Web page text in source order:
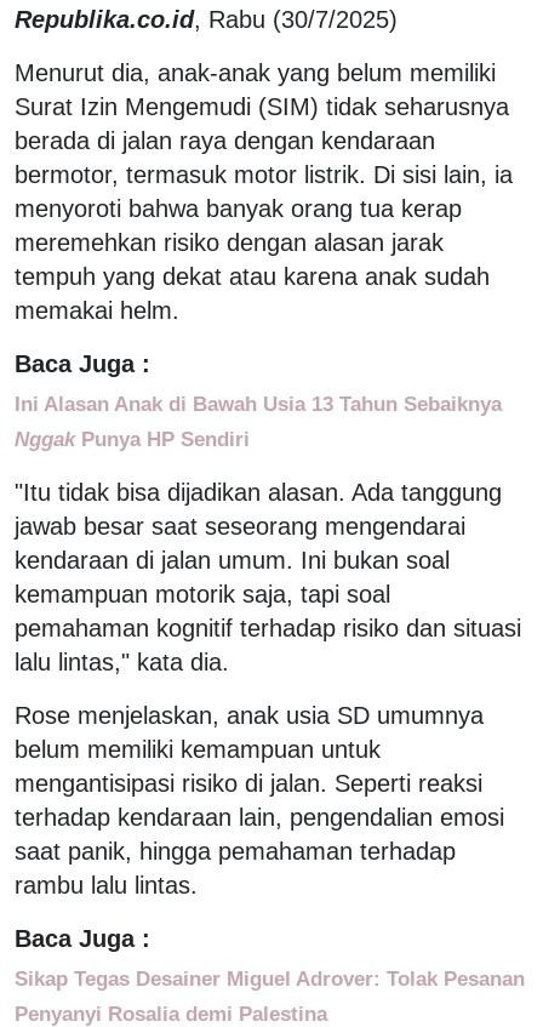
Republika.co.id, Rabu (30/7/2025)
Menurut dia, anak-anak yang belum memiliki
Surat Izin Mengemudi (SIM) tidak seharusnya
berada di jalan raya dengan kendaraan
bermotor, termasuk motor listrik. Di sisi lain, ia
menyoroti bahwa banyak orang tua kerap
meremehkan risiko dengan alasan jarak
tempuh yang dekat atau karena anak sudah
memakai helm.
Baca Juga :
Ini Alasan Anak di Bawah Usia 13 Tahun Sebaiknya
NggakPunya HP Sendiri
"Itu tidak bisa dijadikan alasan. Ada tanggung
jawab besar saat seseorang mengendarai
kendaraan di jalan umum. Ini bukan soal
kemampuan motorik saja, tapi soal
pemahaman kognitif terhadap risiko dan situasi
lalu lintas," kata dia.
Rose menjelaskan, anak usia SD umumnya
belum memiliki kemampuan untuk
mengantisipasi risiko di jalan. Seperti reaksi
terhadap kendaraan lain, pengendalian emosi
saat panik, hingga pemahaman terhadap
rambu lalu lintas.
Baca Juga :
Sikap Tegas Desainer Miguel Adrover: Tolak Pesanan
Penyanyi Rosalia demi Palestina